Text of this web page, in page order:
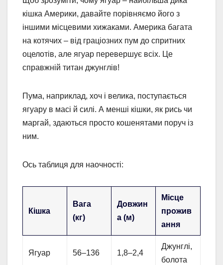
кішка Америки, давайте порівняємо його з
іншими місцевими хижаками. Америка багата
на котячих – від граціозних пум до спритних
оцелотів, але ягуар перевершує всіх. Це
справжній титан джунглів!
Пума, наприклад, хоч і велика, поступається
ягуару в масі й силі. А менші кішки, як рись чи
маргай, здаються просто кошенятами поруч із
ним.
Ось таблиця для наочності:
Кішка
Вага
(кг)
Довжин
а (м)
Місце
прожив
ання
Ягуар 56–136 1,8–2,4
Джунглі,
болота